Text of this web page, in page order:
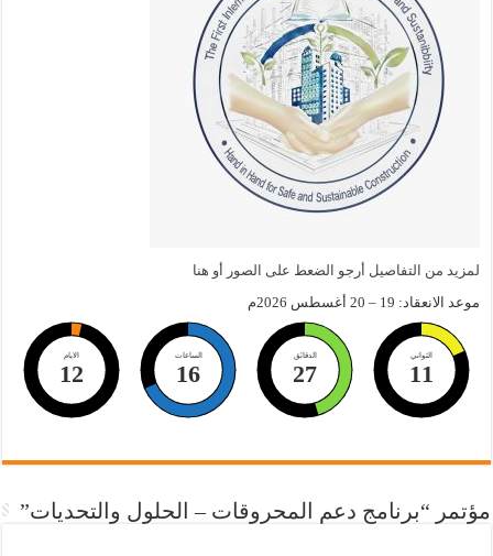
لمزيد من التفاصيل أرجو الضعط على الصور أو هنا
موعد الانعقاد: 19 – 20 أغسطس 2026م
الايام
12
الساعات
16
الدقائق
27
الثواني
10
مؤتمر “برنامج دعم المحروقات – الحلول والتحديات”